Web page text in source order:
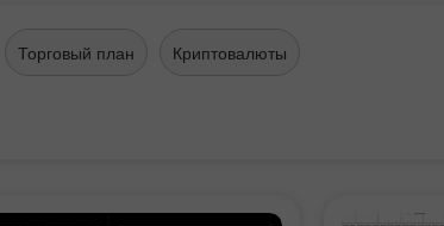
Торговый план Криптовалюты